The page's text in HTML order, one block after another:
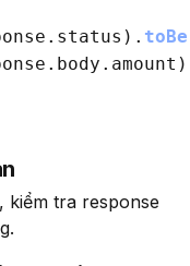
status ). toBe
body . amount
kiểm tra response